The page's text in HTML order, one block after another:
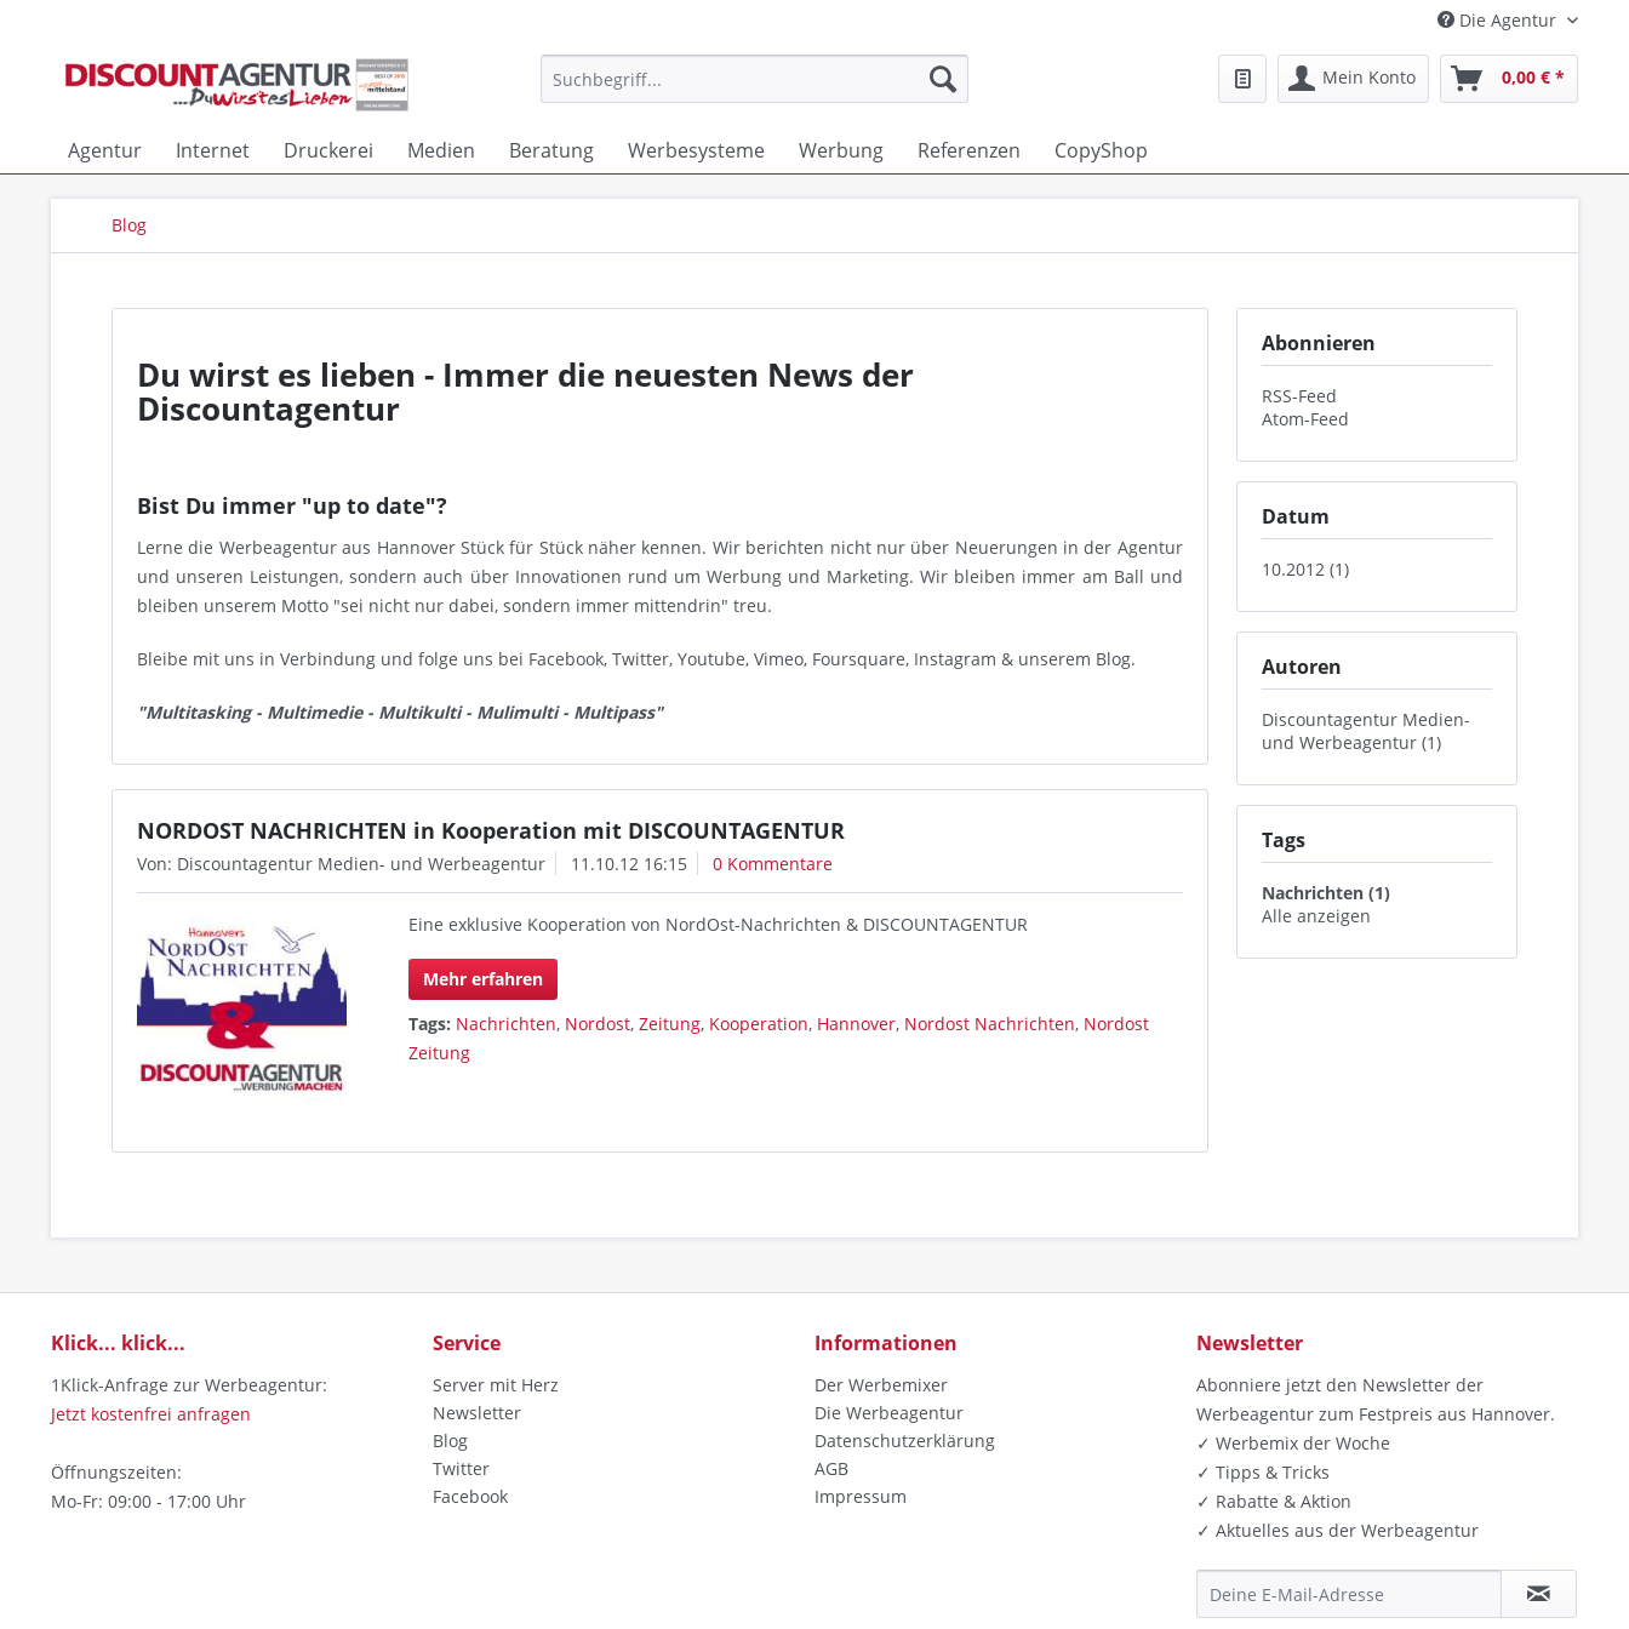
Die Agentur
Mein Konto 0,00 € *
Agentur Internet Druckerei Medien Beratung Werbesysteme Werbung Referenzen CopyShop
Blog
Abonnieren
RSS-Feed
Atom-Feed
Datum
10.2012 (1)
Autoren
Discountagentur Medien-
und Werbeagentur (1)
Tags
Nachrichten (1)
Alle anzeigen
Du wirst es lieben - Immer die neuesten News der
Discountagentur
Bist Du immer "up to date"?
Lerne die Werbeagentur aus Hannover Stück für Stück näher kennen. Wir berichten nicht nur über Neuerungen in der Agentur
und unseren Leistungen, sondern auch über Innovationen rund um Werbung und Marketing. Wir bleiben immer am Ball und
bleiben unserem Motto "sei nicht nur dabei, sondern immer mittendrin" treu.
Bleibe mit uns in Verbindung und folge uns bei Facebook, Twitter, Youtube, Vimeo, Foursquare, Instagram & unserem Blog.
"Multitasking - Multimedie - Multikulti - Mulimulti - Multipass"
NORDOST NACHRICHTEN in Kooperation mit DISCOUNTAGENTUR
Von: Discountagentur Medien- und Werbeagentur 11.10.12 16:15 0 Kommentare
Eine exklusive Kooperation von NordOst-Nachrichten & DISCOUNTAGENTUR
Mehr erfahren
Tags: Nachrichten, Nordost,Zeitung, Kooperation, Hannover, Nordost Nachrichten, Nordost
Zeitung
Klick... klick...
1Klick-Anfrage zur Werbeagentur:
Jetzt kostenfrei anfragen
Öffnungszeiten:
Mo-Fr: 09:00 - 17:00 Uhr
Service
Server mit Herz
Newsletter
Blog
Twitter
Facebook
Informationen
Der Werbemixer
Die Werbeagentur
Datenschutzerklärung
AGB
Impressum
Newsletter
Abonniere jetzt den Newsletter der
Werbeagentur zum Festpreis aus Hannover.
✓ Werbemix der Woche
✓ Tipps & Tricks
✓ Rabatte & Aktion
✓ Aktuelles aus der Werbeagentur